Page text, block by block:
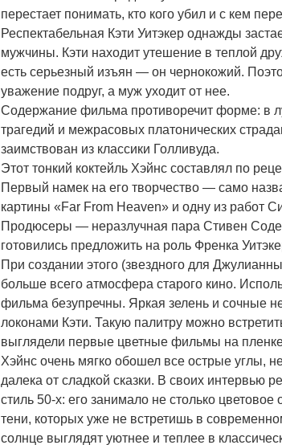
перестает понимать, кто кого убил и с кем
Респектабельная Кэти Уитэкер однажды
мужчины. Кэти находит утешение в теплой
есть серьезный изъян — он чернокожий.
уважение подруг, а муж уходит от нее.
Содержание фильма противоречит форме: в
трагедий и межрасовых платонических
заимствован из классики Голливуда.
Этот тонкий коктейль Хэйнс составлял по
Первый намек на его творчество — само
картины «Far From Heaven» и одну из работ
Продюсеры — неразлучная пара Стивен
готовились предложить на роль Френка
При создании этого (звездного для
больше всего атмосфера старого кино.
фильма безупречны. Яркая зелень и сочные
локонами Кэти. Такую палитру можно
выглядели первые цветные фильмы на
Хэйнс очень мягко обошел все острые углы,
далека от сладкой сказки. В своих интервью
стиль 50-х: его занимало не столько
тени, которых уже не встретишь в
солнце выглядят уютнее и теплее в